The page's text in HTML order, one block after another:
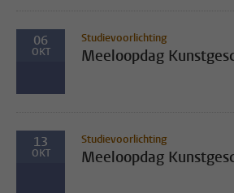
06
OKT
Studievoorlichting
Meeloopdag
13
OKT
Studievoorlichting
Meeloopdag